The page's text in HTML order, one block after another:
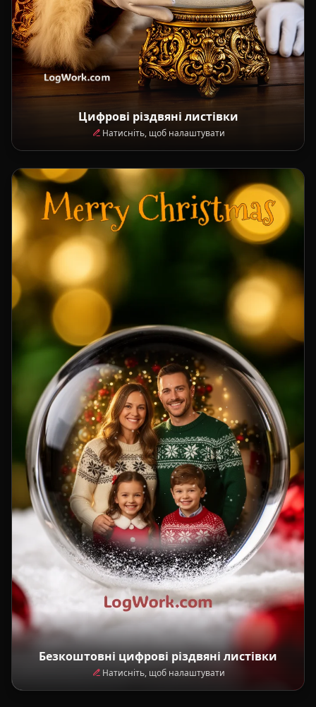
Цифрові різдвяні листівки
Натисніть, щоб налаштувати
Безкоштовні цифрові різдвяні листівки
Натисніть, щоб налаштувати